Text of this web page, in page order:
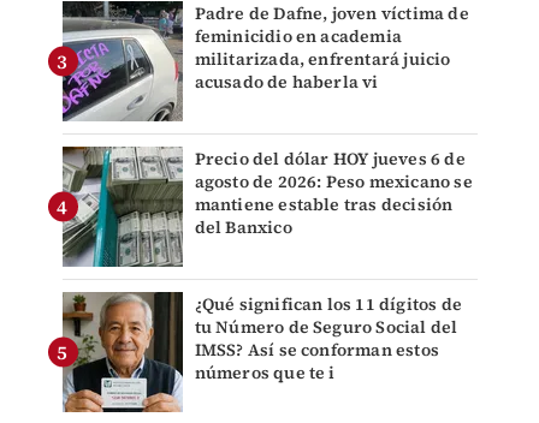
Padre de Dafne, joven víctima de
feminicidio en academia
militarizada, enfrentará juicio
acusado de haberla vi
Precio del dólar HOY jueves 6 de
agosto de 2026: Peso mexicano se
mantiene estable tras decisión
del Banxico
¿Qué significan los 11 dígitos de
tu Número de Seguro Social del
IMSS? Así se conforman estos
números que te i